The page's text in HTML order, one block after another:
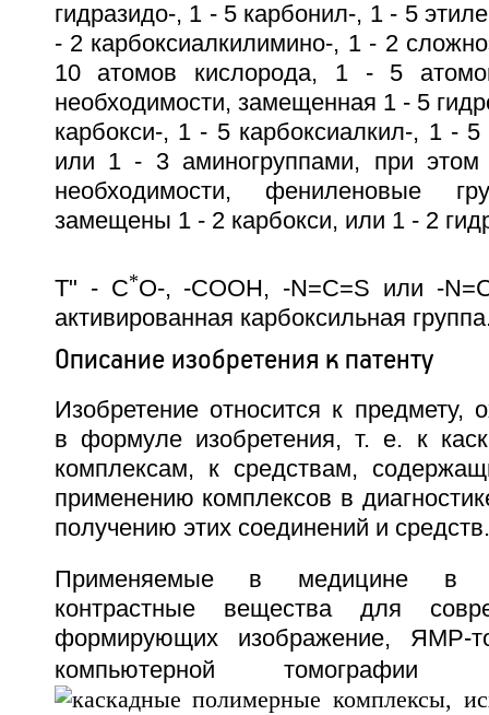
гидразидо-, 1 - 5 карбонил-, 1 - 5
- 2 карбоксиалкилимино-, 1 - 2
10 атомов кислорода, 1 - 5
необходимости, замещенная 1 - 5
карбокси-, 1 - 5 карбоксиалкил-, 1 -
или 1 - 3 аминогруппами, при этом
необходимости, фениленовые
замещены 1 - 2 карбокси, или 1 - 2
T" - C*O-, -COOH, -N=C=S или -
активированная карбоксильная
Описание изобретения к патенту
Изобретение относится к предмету,
в формуле изобретения, т. е. к
комплексам, к средствам,
применению комплексов в
получению этих соединений и средств.
Применяемые в медицине в
контрастные вещества для
формирующих изображение, ЯМР-
компьютерной томографии